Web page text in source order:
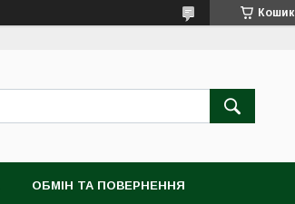
Кошик
ОБМІН ТА ПОВЕРНЕННЯ